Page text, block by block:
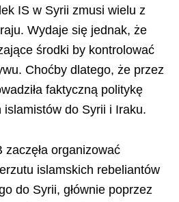
IS w Syrii zmusi wielu z
Wydaje się jednak, że
środki by kontrolować
Choćby dlatego, że przez
faktyczną politykę
islamistów do Syrii i Iraku.
organizować
islamskich rebeliantów
do Syrii, głównie poprzez